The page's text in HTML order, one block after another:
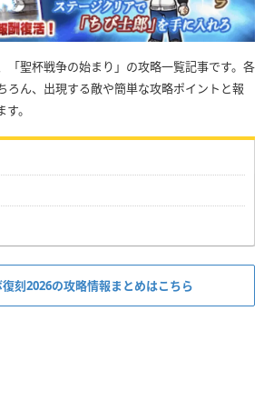
「聖杯戦争の始まり」の攻略一覧記事です。各
ろん、出現する敵や簡単な攻略ポイントと報
。
刻2026の攻略情報まとめはこちら